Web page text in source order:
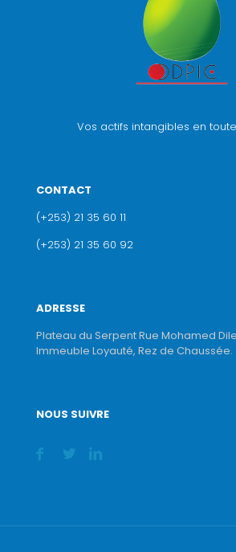
Vos actifs intangibles en
CONTACT
(+253) 21 35 60 11
(+253) 21 35 60 92
ADRESSE
Plateau du Serpent Rue Mohamed
Immeuble Loyauté, Rez de Chaussée.
NOUS SUIVRE